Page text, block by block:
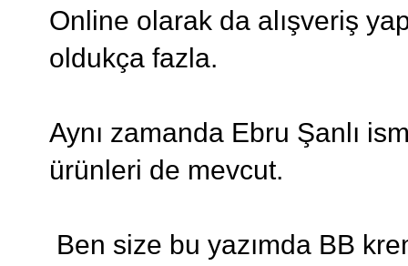
Online olarak da alışveriş
oldukça fazla.
Aynı zamanda Ebru Şanlı
ürünleri de mevcut.
Ben size bu yazımda BB